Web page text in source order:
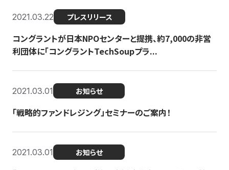
2021.03.22 プレスリリース
コングラントが日本NPOセンターと提携、約7,000の非営
利団体に「コングラントTechSoupプラ...
2021.03.01 お知らせ
「戦略的ファンドレジング」セミナーのご案内！
2021.03.01 お知らせ